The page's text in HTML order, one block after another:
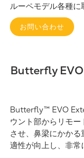
ルーペモデル各種に
お問い合わせ
Butterfly
Butterfly™ EVO
ウント部からリモ
させ、鼻梁にかか
適性が向上し、非常